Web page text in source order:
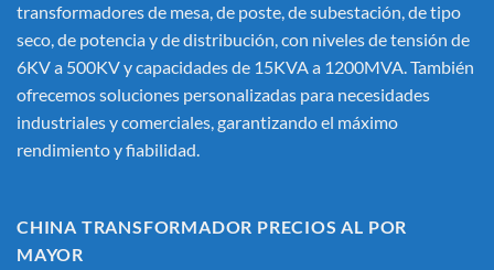
transformadores de mesa, de poste, de subestación, de tipo
seco, de potencia y de distribución, con niveles de tensión de
6KV a 500KV y capacidades de 15KVA a 1200MVA. También
ofrecemos soluciones personalizadas para necesidades
industriales y comerciales, garantizando el máximo
rendimiento y fiabilidad.
CHINA TRANSFORMADOR PRECIOS AL POR
MAYOR